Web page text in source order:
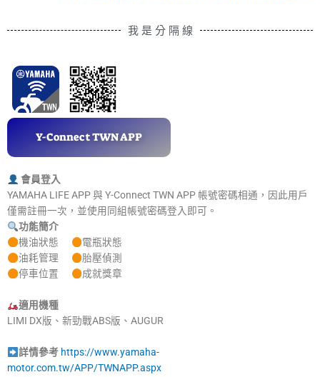
我 是 分 隔 線
Y-Connect TWN APP
會員登入
YAMAHA LIFE APP 與 Y-Connect TWN APP 帳號密碼相通，因此用戶
僅需註冊一次，並使用同組帳號密碼登入即可。
功能簡介
機油狀態
電瓶狀態
油耗管理
胎壓偵測
停車位置
成就獎章
適用機種
LIMI DX版、新勁戰ABS版、AUGUR
詳情參考 https://www.yamaha-
motor.com.tw/APP/TWNAPP.aspx